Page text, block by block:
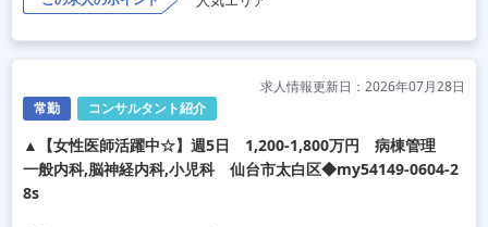
常勤 コンサルタント紹介
求人情報更新日：2026年07月28日
▲【女性医師活躍中☆】週5日 1,200-1,800万円 病棟管理
一般内科,脳神経内科,小児科 仙台市太白区◆my54149-0604-2
8s